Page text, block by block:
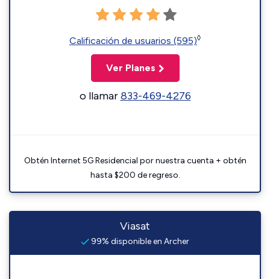
Calificación de usuarios (595)◊
Ver Planes
o llamar833-469-4276
Obtén Internet 5G Residencial por nuestra cuenta + obtén
hasta $200 de regreso.
Viasat
99% disponible en Archer